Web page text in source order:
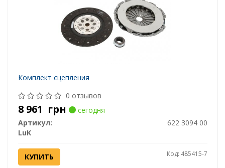
Комплект сцепления
0 отзывов
8 961 грн
сегодня
Артикул:
622 3094 00
LuK
КУПИТЬ Код: 485415-7